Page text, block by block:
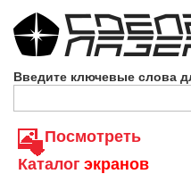
Введите ключевые слова
Посмотреть
Каталог экранов